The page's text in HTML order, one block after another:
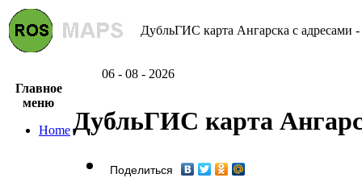
ДубльГИС карта Ангарска с адресами -
06 - 08 - 2026
Главное
меню
HomeДубльГИС карта
Поделиться